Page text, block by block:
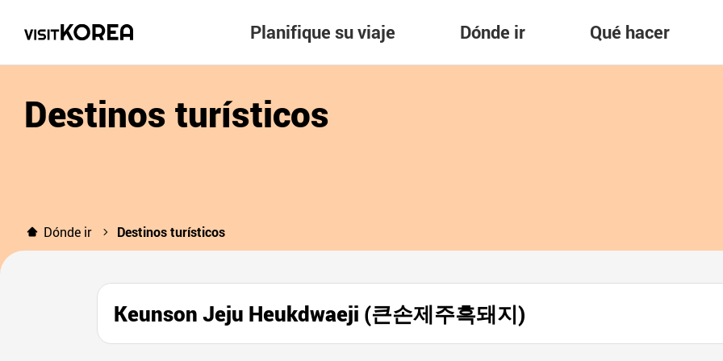
Planifique su viaje Dónde ir Qué hacer
Destinos turísticos
Dónde ir Destinos turísticos
Keunson Jeju Heukdwaeji (큰손제주흑돼지)